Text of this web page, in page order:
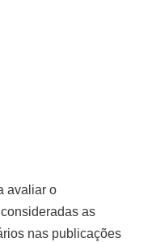
avaliar o
as
nas publicações